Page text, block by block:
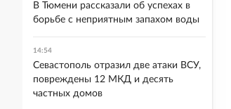
В Тюмени рассказали об успехах в
борьбе с неприятным запахом воды
14:54
Севастополь отразил две атаки ВСУ,
повреждены 12 МКД и десять
частных домов